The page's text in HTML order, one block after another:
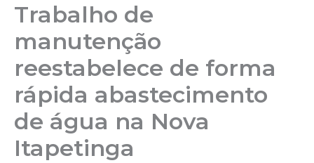
Trabalho de
manutenção
reestabelece de forma
rápida abastecimento
de água na Nova
Itapetinga